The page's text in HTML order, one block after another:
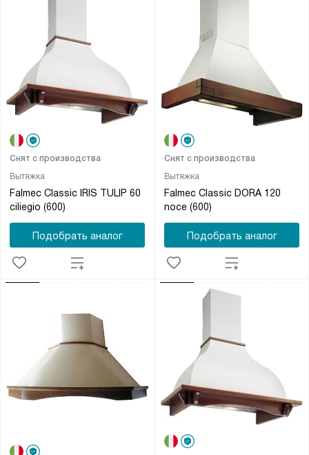
Вытяжка
Falmec Classic IRIS TULIP 60
ciliegio (600)
Снят с производства
Подобрать аналог
Вытяжка
Falmec Classic DORA 120
noce (600)
Снят с производства
Подобрать аналог